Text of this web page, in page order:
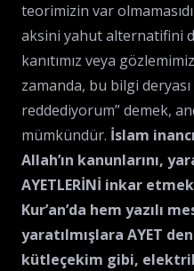
teorimizin var
aksini yahut alternatifini
kanıtımız veya
zamanda, bu bilgi
reddediyorum” demek,
mümkündür. İslam
Allah’ın kanunlarını,
AYETLERİNİ inkar
Kur’an’da hem yazılı
yaratılmışlara AYET
kütleçekim gibi,